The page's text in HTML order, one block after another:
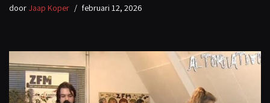
door Jaap Koper februari 12, 2026